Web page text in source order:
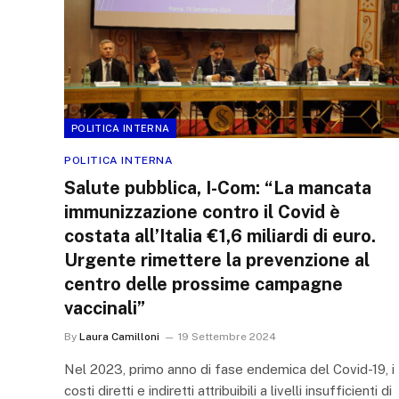
POLITICA INTERNA
POLITICA INTERNA
Salute pubblica, I-Com: “La mancata
immunizzazione contro il Covid è
costata all’Italia €1,6 miliardi di euro.
Urgente rimettere la prevenzione al
centro delle prossime campagne
vaccinali”
By Laura Camilloni 19 Settembre 2024
Nel 2023, primo anno di fase endemica del Covid-19, i
costi diretti e indiretti attribuibili a livelli insufficienti di